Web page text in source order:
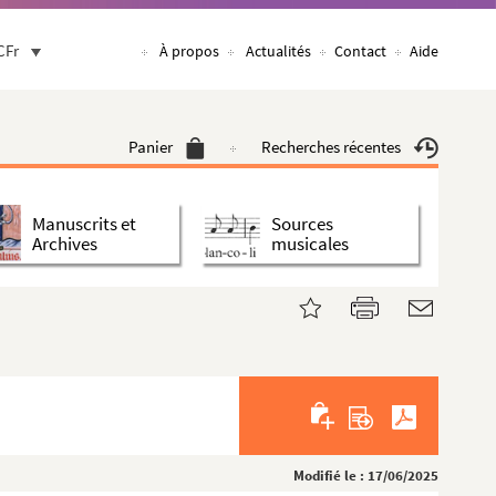
À propos Actualités Contact Aide
Panier Recherches récentes
Manuscrits et
Archives
Sources
musicales
Modifié le : 17/06/2025